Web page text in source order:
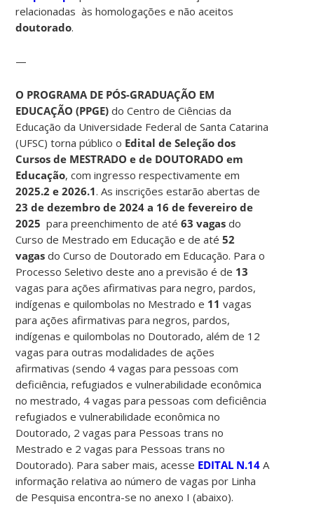
relacionadas às homologações e não aceitos
doutorado.
—
O PROGRAMA DE PÓS-GRADUAÇÃO EM
EDUCAÇÃO (PPGE) do Centro de Ciências da
Educação da Universidade Federal de Santa Catarina
(UFSC) torna público o Edital de Seleção dos
Cursos de MESTRADO e de DOUTORADO em
Educação, com ingresso respectivamente em
2025.2 e 2026.1. As inscrições estarão abertas de
23 de dezembro de 2024 a 16 de fevereiro de
2025para preenchimento de até 63 vagas do
Curso de Mestrado em Educação e de até 52
vagas do Curso de Doutorado em Educação. Para o
Processo Seletivo deste ano a previsão é de 13
vagas para ações afirmativas para negro, pardos,
indígenas e quilombolas no Mestrado e 11 vagas
para ações afirmativas para negros, pardos,
indígenas e quilombolas no Doutorado, além de 12
vagas para outras modalidades de ações
afirmativas (sendo 4 vagas para pessoas com
deficiência, refugiados e vulnerabilidade econômica
no mestrado, 4 vagas para pessoas com deficiência
refugiados e vulnerabilidade econômica no
Doutorado, 2 vagas para Pessoas trans no
Mestrado e 2 vagas para Pessoas trans no
Doutorado). Para saber mais, acesse EDITAL N.14 A
informação relativa ao número de vagas por Linha
de Pesquisa encontra-se no anexo I (abaixo).